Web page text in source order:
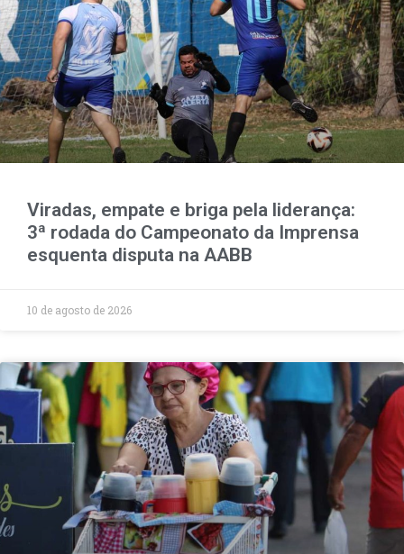
Viradas, empate e briga pela liderança:
3ª rodada do Campeonato da Imprensa
esquenta disputa na AABB
10 de agosto de 2026